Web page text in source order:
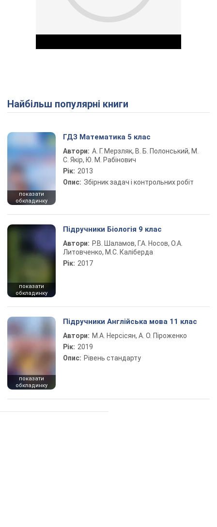
Play Video
Найбільш популярні книги
показати
обкладинку
ГДЗ Математика 5 клас
Автори: А. Г. Мерзляк, В. Б. Полонський, М.
С. Якір, Ю. М. Рабінович
Рік: 2013
Опис: Збірник задач і контрольних робіт
показати
обкладинку
Підручники Біологія 9 клас
Автори: Р.В. Шаламов, Г.А. Носов, О.А.
Литовченко, М.С. Каліберда
Рік: 2017
показати
обкладинку
Підручники Англійська мова 11 клас
Автори: М.А. Нерсісян, А. О. Піроженко
Рік: 2019
Опис: Рівень стандарту